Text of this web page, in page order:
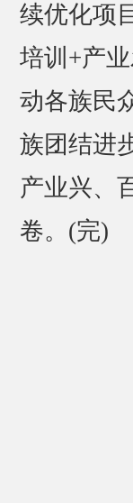
续优化项
培训+产
动各族民
族团结进
产业兴、
卷。(完)